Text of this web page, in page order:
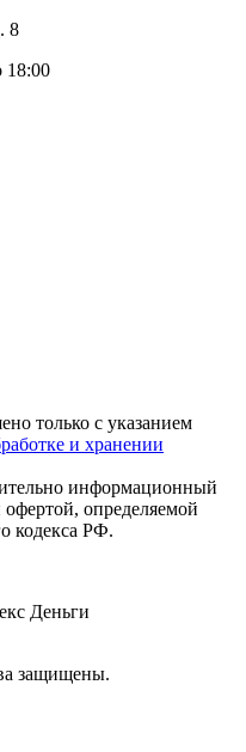
8
18:00
только с указанием
и хранении
информационный
офертой, определяемой
кодекса РФ.
защищены.